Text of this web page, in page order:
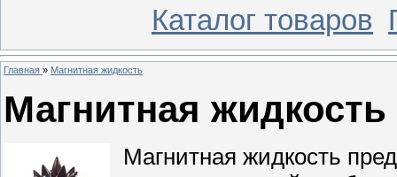
Каталог товаров
Главная » Магнитная жидкость
Магнитная жидкость
Магнитная жидкость